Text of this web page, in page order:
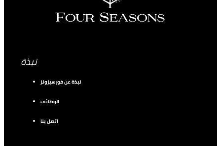
نبذة
نبذة عن فورسيزونز
الوظائف
اتصل بنا